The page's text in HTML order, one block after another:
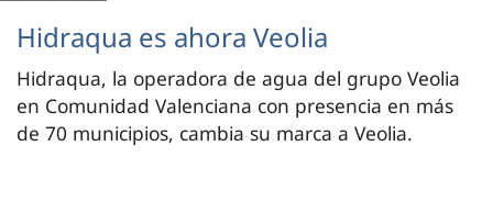
Hidraqua es ahora Veolia
Hidraqua, la operadora de agua del grupo Veolia
en Comunidad Valenciana con presencia en más
de 70 municipios, cambia su marca a Veolia.